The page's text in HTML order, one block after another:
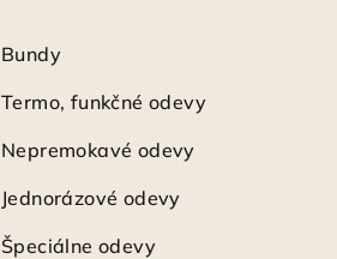
Bundy
Termo, funkčné odevy
Nepremokavé odevy
Jednorázové odevy
Špeciálne odevy